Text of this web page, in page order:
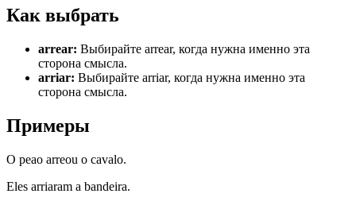
Как выбрать
arrear: Выбирайте arrear, когда нужна именно эта
сторона смысла.
arriar: Выбирайте arriar, когда нужна именно эта
сторона смысла.
Примеры
O peao arreou o cavalo.
Eles arriaram a bandeira.